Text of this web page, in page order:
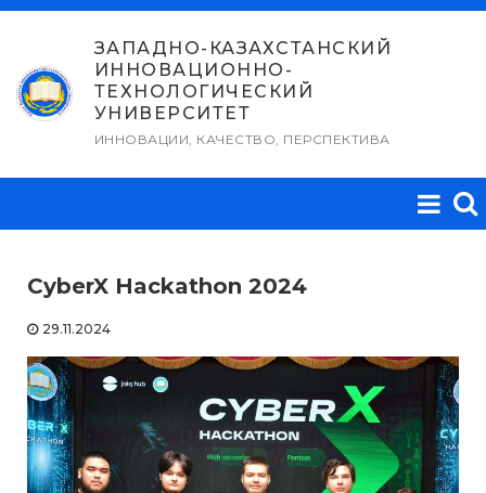
Перейти
содержимому
ЗАПАДНО-КАЗАХСТАНСКИЙ
ИННОВАЦИОННО-
ТЕХНОЛОГИЧЕСКИЙ
УНИВЕРСИТЕТ
ИННОВАЦИИ, КАЧЕСТВО, ПЕРСПЕКТИВА
CyberX Hackathon 2024
29.11.2024